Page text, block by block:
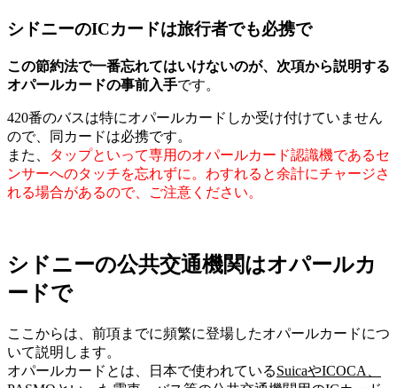
シドニーのICカードは旅行者でも必携で
この節約法で一番忘れてはいけないのが、次項から説明する
オパールカードの事前入手です。
420番のバスは特にオパールカードしか受け付けていません
ので、同カードは必携です。
また、
タップといって専用のオパールカード認識機であるセ
ンサーへのタッチを忘れずに。 わすれると余計にチャージさ
れる場合があるので、ご注意ください。
シドニーの公共交通機関はオパールカ
ードで
ここからは、前項までに頻繁に登場したオパールカードにつ
いて説明します。
オパールカード とは、日本で使われているSuicaやICOCA、